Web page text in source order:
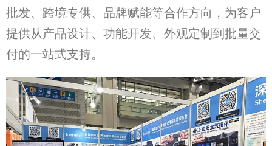
批发、跨境专供、品牌赋能等合作方向，为客户
提供从产品设计、功能开发、外观定制到批量交
付的一站式支持。